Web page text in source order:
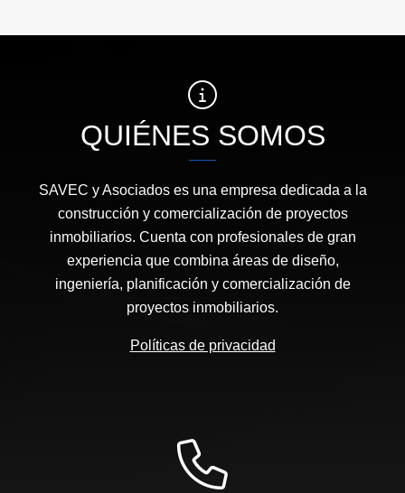
QUIÉNES SOMOS
SAVEC y Asociados es una empresa dedicada a la
construcción y comercialización de proyectos
inmobiliarios. Cuenta con profesionales de gran
experiencia que combina áreas de diseño,
ingeniería, planificación y comercialización de
proyectos inmobiliarios.
Políticas de privacidad